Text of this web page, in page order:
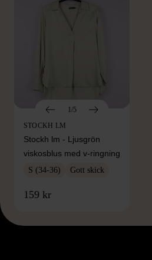
1/5
STOCKH LM
Stockh lm - Ljusgrön
viskosblus med v-ringning
S (34-36) Gott skick
159 kr